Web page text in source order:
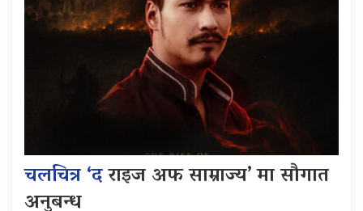
चलचित्र ‘दराइज अफ साम्राज्य’ मा सौगात
अनुबन्ध